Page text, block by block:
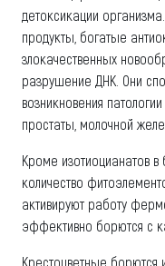
детоксикации
продукты, богатые
злокачественных
разрушение ДНК. Они
возникновения
простаты, молочной
Кроме изотиоцианатов
количество
активируют работу
эффективно борются с
Крестоцветные борются